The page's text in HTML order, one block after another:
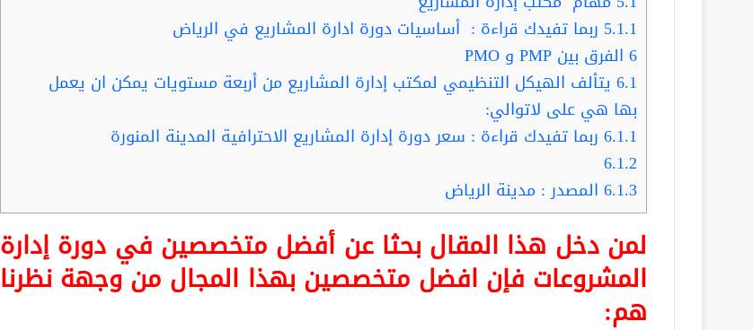
5.1.1 ربما تفيدك قراءة : أساسيات دورة ادارة المشاريع في الرياض
6 الفرق بين PMP و PMO
6.1 يتألف الهيكل التنظيمي لمكتب إدارة المشاريع من أربعة مستويات يمكن ان يعمل
بها هي على لاتوالي:
6.1.1 ربما تفيدك قراءة : سعر دورة إدارة المشاريع الاحترافية المدينة المنورة
6.1.2
6.1.3 المصدر : مدينة الرياض
لمن دخل هذا المقال بحثا عن أفضل متخصصين في دورة إدارة
المشروعات فإن افضل متخصصين بهذا المجال من وجهة نظرنا
هم: